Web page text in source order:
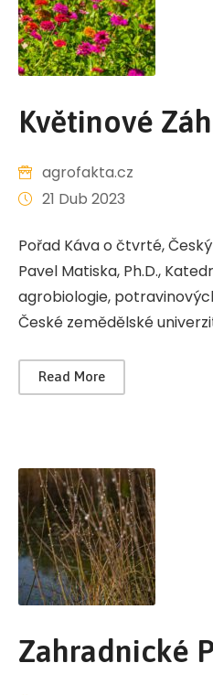
Květinové
agrofakta.cz
21 Dub 2023
Pořad Káva o čtvrté,
Pavel Matiska, Ph.D.,
agrobiologie,
České zemědělské
Read More
Zahradnické